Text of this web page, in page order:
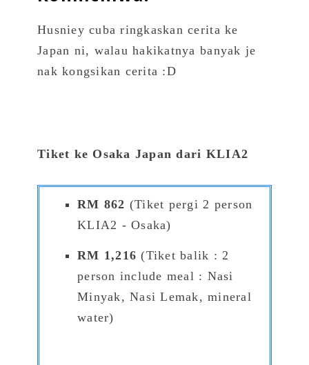
Husniey cuba ringkaskan cerita ke
Japan ni, walau hakikatnya banyak je
nak kongsikan cerita :D
Tiket ke Osaka Japan dari KLIA2
RM 862 (Tiket pergi 2 person
KLIA2 - Osaka)
RM 1,216 (Tiket balik : 2
person include meal : Nasi
Minyak, Nasi Lemak, mineral
water)